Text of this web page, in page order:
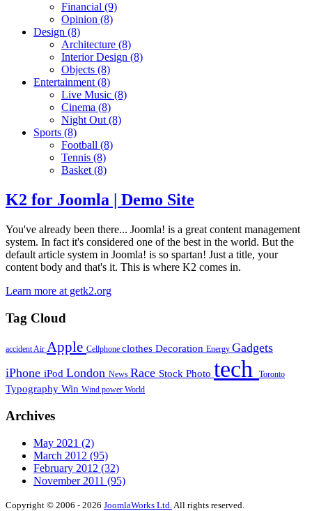
Financial (9)
Opinion (8)
Design (8)
Architecture (8)
Interior Design (8)
Objects (8)
Entertainment (8)
Live Music (8)
Cinema (8)
Night Out (8)
Sports (8)
Football (8)
Tennis (8)
Basket (8)
K2 for Joomla | Demo Site
You've already been there... Joomla! is a great content management
system. In fact it's considered one of the best in the world. But the
default article system in Joomla! is so spartan! Just a title, your
content body and that's it. This is where K2 comes in.
Learn more at getk2.org
Tag Cloud
accidentAir Apple Cellphone clothes Decoration Energy Gadgets
iPhone iPod London News Race Stock Photo tech Toronto
Typography Win Wind power World
Archives
May 2021 (2)
March 2012 (95)
February 2012 (32)
November 2011 (95)
Copyright © 2006 - 2026 JoomlaWorks Ltd. All rights reserved.